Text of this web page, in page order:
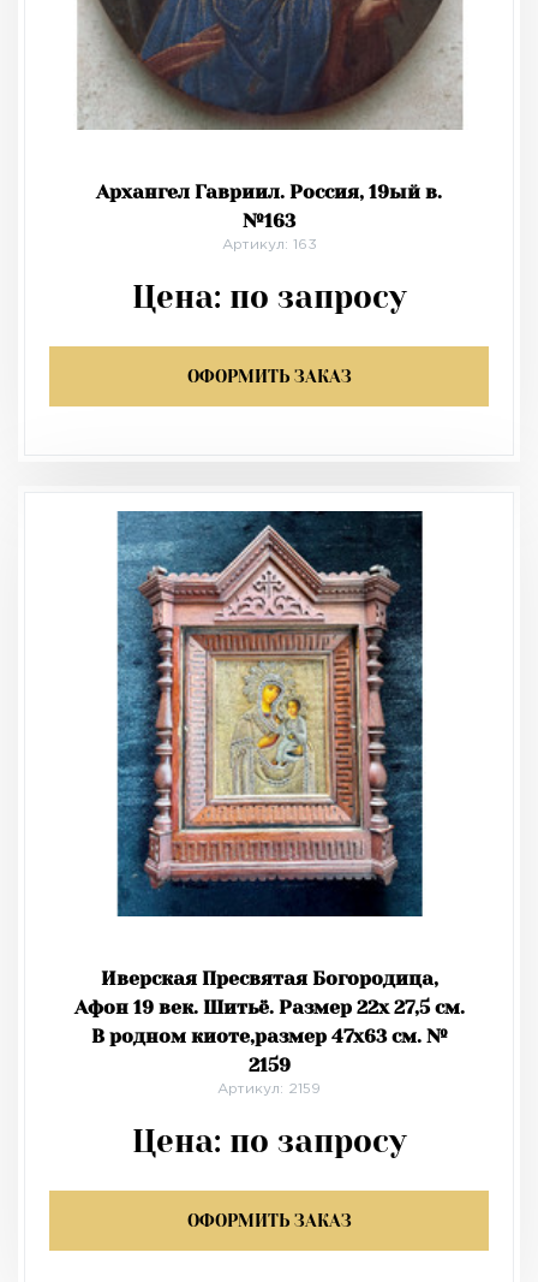
Архангел Гавриил. Россия, 19ый в.
№163
Артикул: 163
Цена: по запросу
ОФОРМИТЬ ЗАКАЗ
Иверская Пресвятая Богородица,
Афон 19 век. Шитьё. Размер 22х 27,5 см.
В родном киоте,размер 47х63 см. №
2159
Артикул: 2159
Цена: по запросу
ОФОРМИТЬ ЗАКАЗ